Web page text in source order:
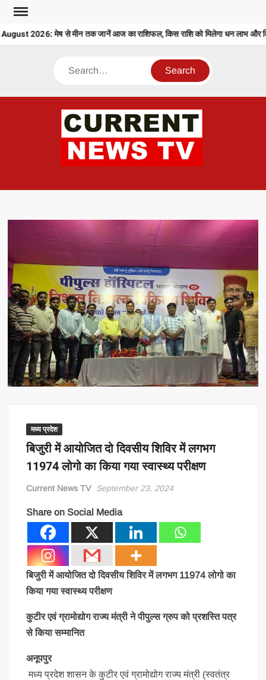
Skip
content
2026: मेष से मीन तक जानें आज का राशिफल, किस राशि को मिलेगा धन लाभ और किसे
Search
मध्य प्रदेश
बिजुरी में आयोजित दो दिवसीय शिविर में लगभग
11974 लोगो का किया गया स्वास्थ्य परीक्षण
Current News TV September 23, 2024
Share on Social Media
बिजुरी में आयोजित दो दिवसीय शिविर में लगभग 11974 लोगो का
किया गया स्वास्थ्य परीक्षण
कुटीर एवं ग्रामोद्योग राज्य मंत्री ने पीपुल्स ग्रुप को प्रशस्ति पत्र
से किया सम्मानित
अनूपपुर
मध्य प्रदेश शासन के कुटीर एवं ग्रामोद्योग राज्य मंत्री (स्वतंत्र